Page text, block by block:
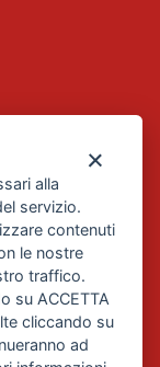
alla
servizio.
contenuti
le nostre
traffico.
su ACCETTA
cliccando su
ad